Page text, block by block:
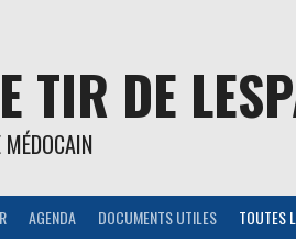
TIR DE
AGENDA DOCUMENTS UTILES TOUTES